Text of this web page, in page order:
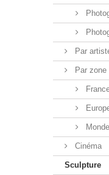
Par
Par zone
Monde
Cinéma
Sculpture